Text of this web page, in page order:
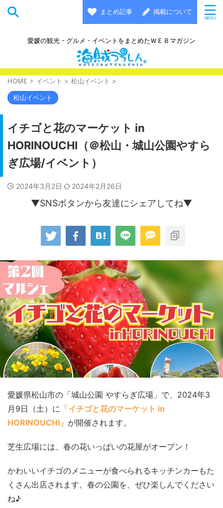
まとめ記事 掲載について
愛媛の観光・グルメ・イベントをまとめたＷＥＢマガジン
HOME > イベント > 松山イベント >
松山イベント
イチゴと花のマーケット in
HORINOUCHI（＠松山・城山公園やすら
ぎ広場/イベント）
2024年3月2日 2024年2月26日
▼SNSボタンから友達にシェアしてね▼
愛媛県松山市の「城山公園 やすらぎ広場」で、2024年3
月9日（土）に 「イチゴと花のマーケット in
HORINOUCHI」 が開催されます。
芝生広場には、春の花いっぱいの花屋がオープン！
かわいいイチゴのメニューが食べられるキッチンカーもた
くさん出店されます。春の公園を、ぜひ楽しんでください
ね♪